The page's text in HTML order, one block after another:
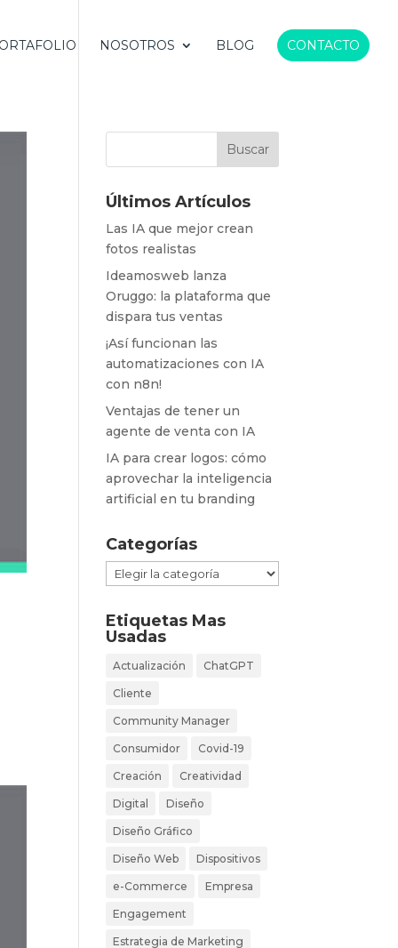
NOSOTROS BLOG CONTACTO
Últimos Artículos
Las IA que mejor crean
fotos realistas
Ideamosweb lanza
Oruggo: la plataforma que
dispara tus ventas
¡Así funcionan las
automatizaciones con IA
con n8n!
Ventajas de tener un
agente de venta con IA
IA para crear logos: cómo
aprovechar la inteligencia
artificial en tu branding
Categorías
Categorías
Etiquetas Mas
Usadas
Actualización ChatGPT
Cliente
Community Manager
Consumidor Covid-19
Creación Creatividad
Digital Diseño
Diseño Gráfico
Diseño Web Dispositivos
e-Commerce Empresa
Engagement
Estrategia de Marketing